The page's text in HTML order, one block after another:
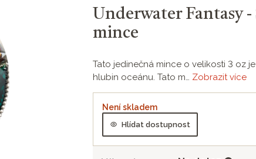
Underwater Fantasy
mince
Tato jedinečná mince o velikosti 3 oz
hlubin oceánu. Tato m… Zobrazit více
Není skladem
Hlídat dostupnost